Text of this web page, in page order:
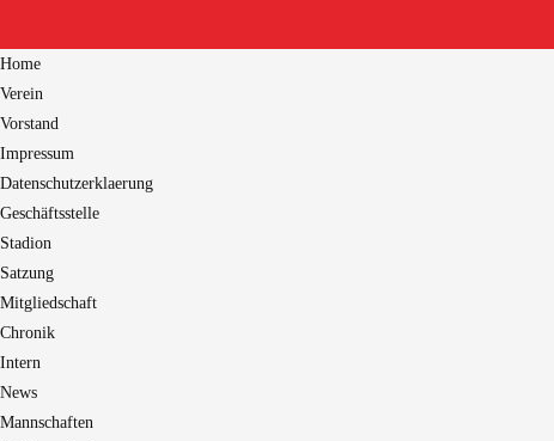
Home
Verein
Vorstand
Impressum
Datenschutzerklaerung
Geschäftsstelle
Stadion
Satzung
Mitgliedschaft
Chronik
Intern
News
Mannschaften